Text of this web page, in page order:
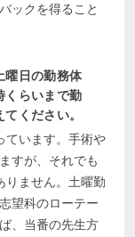
ックを得ること
曜日の勤務体
くらいまで勤
ください。
ています。手術や
すが、それでも
りません。土曜勤
望科のローテー
、当番の先生方